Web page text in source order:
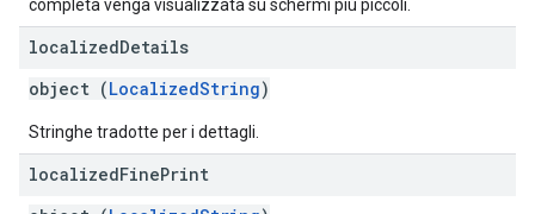
completa venga visualizzata su schermi più piccoli.
localizedDetails
object (LocalizedString)
Stringhe tradotte per i dettagli.
localizedFinePrint